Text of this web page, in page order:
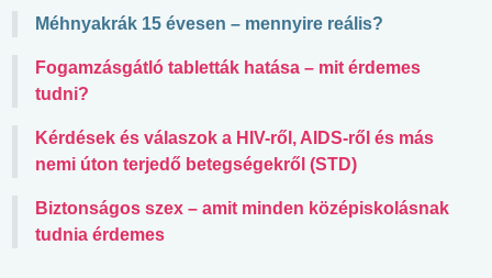
Méhnyakrák 15 évesen – mennyire reális?
Fogamzásgátló tabletták hatása – mit érdemes
tudni?
Kérdések és válaszok a HIV-ről, AIDS-ről és más
nemi úton terjedő betegségekről (STD)
Biztonságos szex – amit minden középiskolásnak
tudnia érdemes